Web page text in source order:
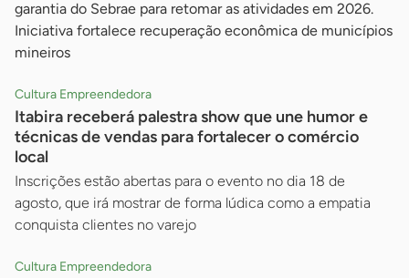
garantia do Sebrae para retomar as atividades em 2026.
Iniciativa fortalece recuperação econômica de municípios
mineiros
Cultura Empreendedora
Itabira receberá palestra show que une humor e
técnicas de vendas para fortalecer o comércio
local
Inscrições estão abertas para o evento no dia 18 de
agosto, que irá mostrar de forma lúdica como a empatia
conquista clientes no varejo
Cultura Empreendedora